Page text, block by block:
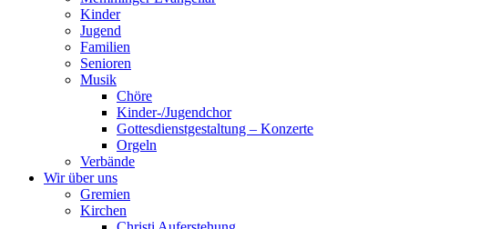
Kinder
Jugend
Familien
Senioren
Musik
Chöre
Kinder-/Jugendchor
Gottesdienstgestaltung – Konzerte
Orgeln
Verbände
Wir über uns
Gremien
Kirchen